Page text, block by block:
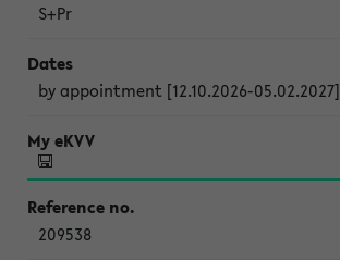
S+Pr
by appointment [12.10.2026-05.02.2027]
209538